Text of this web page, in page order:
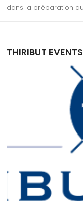
dans la préparation
THIRIBUT EVENTS